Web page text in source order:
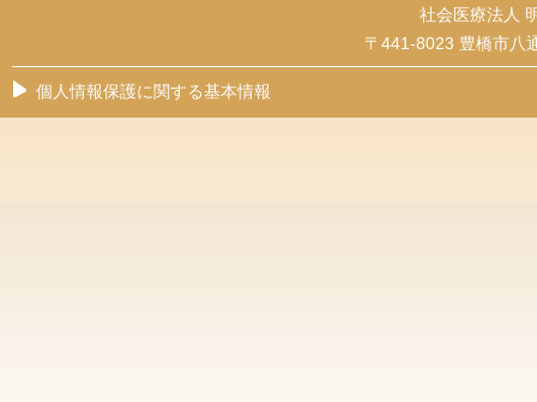
社会医療法人
〒441-8023 豊橋市八
個人情報保護に関する基本情報